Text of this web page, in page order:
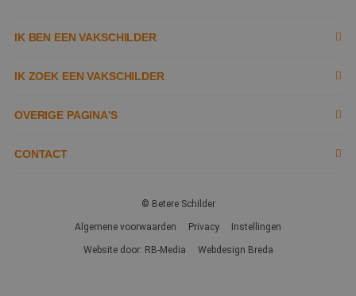
IK BEN EEN VAKSCHILDER
Inschrijven als schilder
Documenten
IK ZOEK EEN VAKSCHILDER
Zoek naar schilder
Tips
Waarom De Betere Schilder?
OVERIGE PAGINA'S
Contact opnemen
Veelgestelde vragen
CONTACT
© Betere Schilder
Algemene voorwaarden Privacy Instellingen
Website door: RB-Media Webdesign Breda